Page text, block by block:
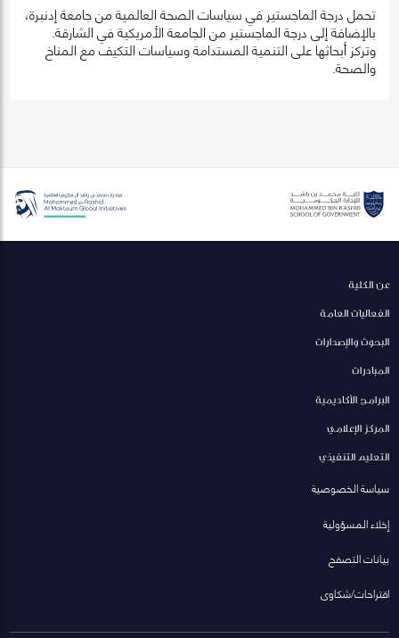
تحمل درجة الماجستير في سياسات الصحة العالمية من جامعة إدنبرة،
بالإضافة إلى درجة الماجستير من الجامعة الأمريكية في الشارقة.
وتركز أبحاثها على التنمية المستدامة وسياسات التكيف مع المناخ
والصحة.
عن الكلية
الفعاليات العامة
البحوث والإصدارات
المبادرات
البرامج الأكاديمية
المركز الإعلامي
التعليم التنفيذي
سياسة الخصوصية
إخلاء المسؤولية
بيانات التصفح
اقتراحات/شكاوى